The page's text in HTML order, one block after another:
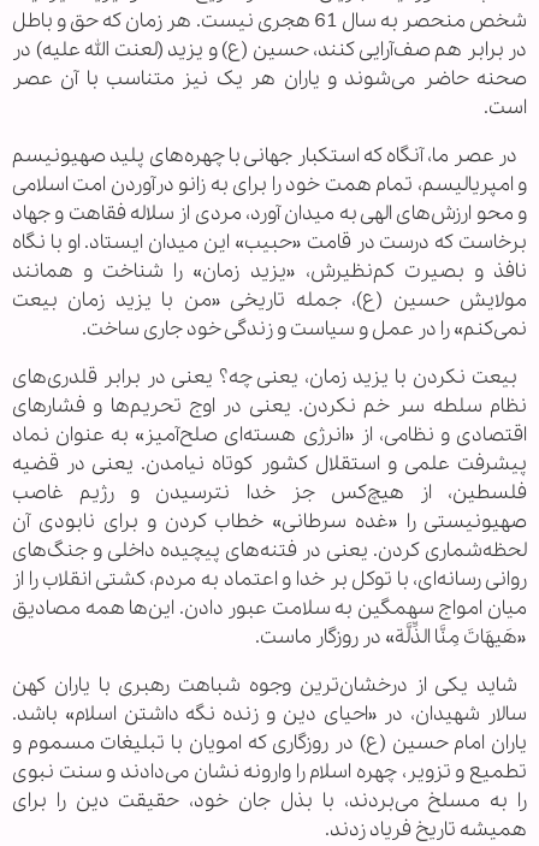
شخص منحصر به سال 61 هجری نیست. هر زمان که حق و باطل
در برابر هم صف‌آرایی کنند، حسین (ع) و یزید (لعنت الله علیه) در
صحنه حاضر می‌شوند و یاران هر یک نیز متناسب با آن عصر
است.
در عصر ما، آنگاه که استکبار جهانی با چهره‌های پلید صهیونیسم
و امپریالیسم، تمام همت خود را برای به زانو درآوردن امت اسلامی
و محو ارزش‌های الهی به میدان آورد، مردی از سلاله فقاهت و جهاد
برخاست که درست در قامت «حبیب» این میدان ایستاد. او با نگاه
نافذ و بصیرت کم‌نظیرش، «یزید زمان» را شناخت و همانند
مولایش حسین (ع)، جمله تاریخی «من با یزید زمان بیعت
نمی‌کنم» را در عمل و سیاست و زندگی خود جاری ساخت.
بیعت نکردن با یزید زمان، یعنی چه؟ یعنی در برابر قلدری‌های
نظام سلطه سر خم نکردن. یعنی در اوج تحریم‌ها و فشارهای
اقتصادی و نظامی، از «انرژی هسته‌ای صلح‌آمیز» به عنوان نماد
پیشرفت علمی و استقلال کشور کوتاه نیامدن. یعنی در قضیه
فلسطین، از هیچ‌کس جز خدا نترسیدن و رژیم غاصب
صهیونیستی را «غده سرطانی» خطاب کردن و برای نابودی آن
لحظه‌شماری کردن. یعنی در فتنه‌های پیچیده داخلی و جنگ‌های
روانی رسانه‌ای، با توکل بر خدا و اعتماد به مردم، کشتی انقلاب را از
میان امواج سهمگین به سلامت عبور دادن. این‌ها همه مصادیق
«هَیهَاتَ مِنَّا الذِّلَّة» در روزگار ماست.
شاید یکی از درخشان‌ترین وجوه شباهت رهبری با یاران کهن
سالار شهیدان، در «احیای دین و زنده نگه داشتن اسلام» باشد.
یاران امام حسین (ع) در روزگاری که امویان با تبلیغات مسموم و
تطمیع و تزویر، چهره اسلام را وارونه نشان می‌دادند و سنت نبوی
را به مسلخ می‌بردند، با بذل جان خود، حقیقت دین را برای
همیشه تاریخ فریاد زدند.